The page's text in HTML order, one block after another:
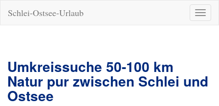
ein-/
Schlei-Ostsee-Urlaub
Umkreissuche 50-100 km
Natur pur zwischen Schlei und
Ostsee